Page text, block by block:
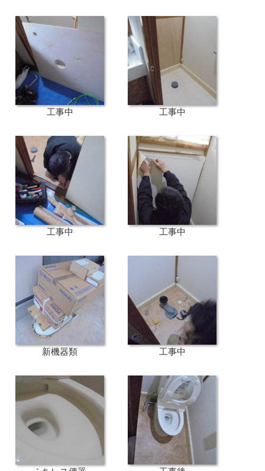
工事中 工事中
工事中 工事中
新機器類 工事中